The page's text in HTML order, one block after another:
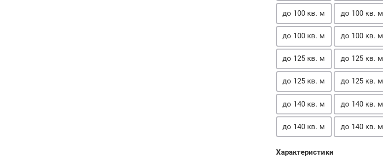
до 100 кв. м до 100 кв. м
до 100 кв. м до 100 кв. м
до 125 кв. м до 125 кв. м
до 125 кв. м до 125 кв. м
до 140 кв. м до 140 кв. м
до 140 кв. м до 140 кв. м
Характеристики